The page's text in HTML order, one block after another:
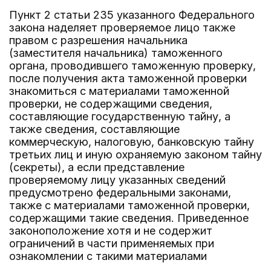
Пункт 2 статьи 235 указанного Федерального
закона наделяет проверяемое лицо также
правом с разрешения начальника
(заместителя начальника) таможенного
органа, проводившего таможенную проверку,
после получения акта таможенной проверки
знакомиться с материалами таможенной
проверки, не содержащими сведения,
составляющие государственную тайну, а
также сведения, составляющие
коммерческую, налоговую, банковскую тайну
третьих лиц и иную охраняемую законом тайну
(секреты), а если представление
проверяемому лицу указанных сведений
предусмотрено федеральными законами,
также с материалами таможенной проверки,
содержащими такие сведения. Приведенное
законоположение хотя и не содержит
ограничений в части применяемых при
ознакомлении с такими материалами